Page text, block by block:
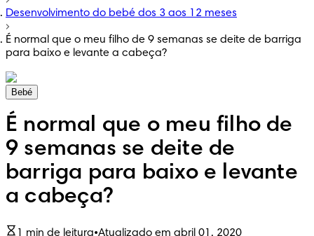
Desenvolvimento do bebé dos 3 aos 12 meses
É normal que o meu filho de 9 semanas se deite de barriga
para baixo e levante a cabeça?
Bebé
É normal que o meu filho de
9 semanas se deite de
barriga para baixo e levante
a cabeça?
1 min de leitura•Atualizado em abril 01, 2020